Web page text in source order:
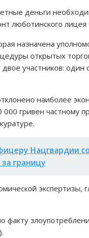
деньги
люботинского
назначена
открытых
участников:
наиболее
гривен частному
Нацгвардии
границу
экспертизы,